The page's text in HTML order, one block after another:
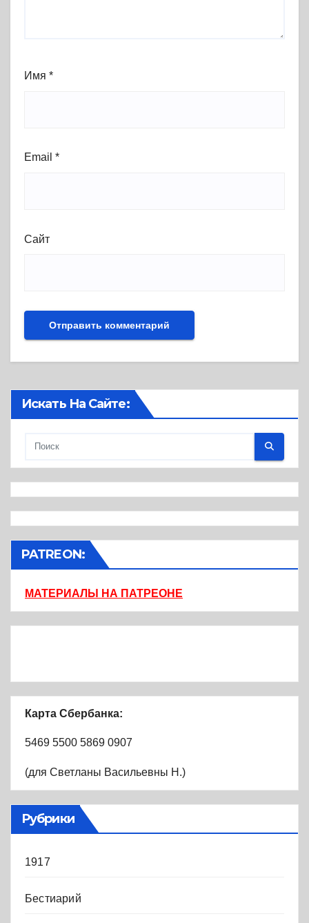
Имя *
Email *
Сайт
Искать На Сайте:
PATREON:
МАТЕРИАЛЫ НА ПАТРЕОНЕ
Карта Сбербанка:
5469 5500 5869 0907
(для Светланы Васильевны Н.)
Рубрики
1917
Бестиарий